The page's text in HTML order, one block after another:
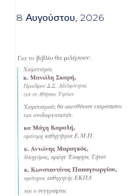
8 Αυγούστου, 2026